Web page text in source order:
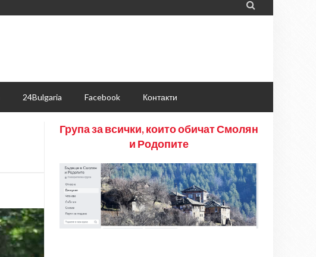

24Bulgaria Facebook Контакти
Група за всички, които обичат Смолян
и Родопите